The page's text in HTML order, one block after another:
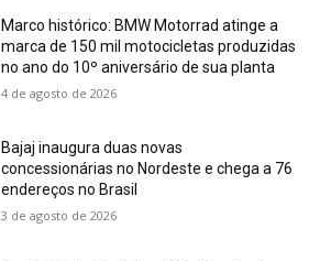
Marco histórico: BMW Motorrad atinge a
marca de 150 mil motocicletas produzidas
no ano do 10º aniversário de sua planta
4 de agosto de 2026
Bajaj inaugura duas novas
concessionárias no Nordeste e chega a 76
endereços no Brasil
3 de agosto de 2026